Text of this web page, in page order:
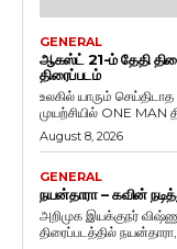
GENERAL
ஆகஸ்ட் 21-ம் தேதி
திரைப்படம்
உலகில் யாரும் செய்திடாத
முயற்சியில் ONE MAN
August 8, 2026
GENERAL
நயன்தாரா – கவின்
அறிமுக இயக்குநர்
திரைப்படத்தில் நயன்தாரா,